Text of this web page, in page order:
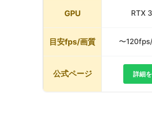
GPU RTX
目安fps/画質 〜
公式ページ 詳細